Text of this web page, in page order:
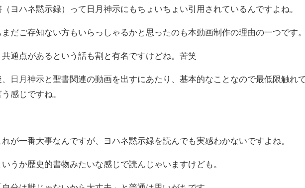
ヨハネ黙示録）って日月神示にもちょいちょい引用されているんですよね。
まだご存知ない方もいらっしゃるかと思ったのも本動画制作の理由の一つです
共通点があるという話も割と有名ですけどね。苦笑
、日月神示と聖書関連の動画を出すにあたり、基本的なことなので最低限触れ
感じですね。
が一番大事なんですが、ヨハネ黙示録を読んでも実感わかないですよね。
うか歴史的書物みたいな感じで読んじゃいますけども。